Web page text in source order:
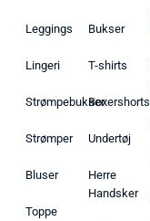
Leggings
Lingeri
Strømpebukser
Strømper
Bluser
Toppe
Bukser
T-shirts
Boxershorts
Undertøj
Herre
Handsker